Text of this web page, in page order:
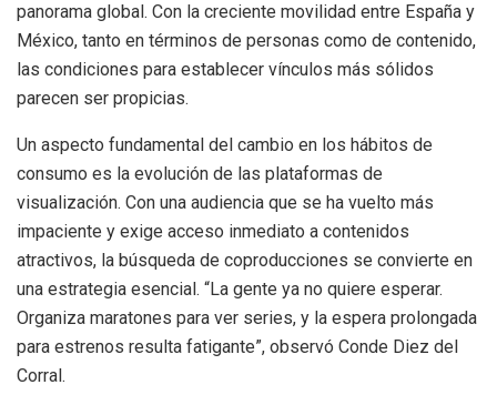
panorama global. Con la creciente movilidad entre España y
México, tanto en términos de personas como de contenido,
las condiciones para establecer vínculos más sólidos
parecen ser propicias.
Un aspecto fundamental del cambio en los hábitos de
consumo es la evolución de las plataformas de
visualización. Con una audiencia que se ha vuelto más
impaciente y exige acceso inmediato a contenidos
atractivos, la búsqueda de coproducciones se convierte en
una estrategia esencial. “La gente ya no quiere esperar.
Organiza maratones para ver series, y la espera prolongada
para estrenos resulta fatigante”, observó Conde Diez del
Corral.